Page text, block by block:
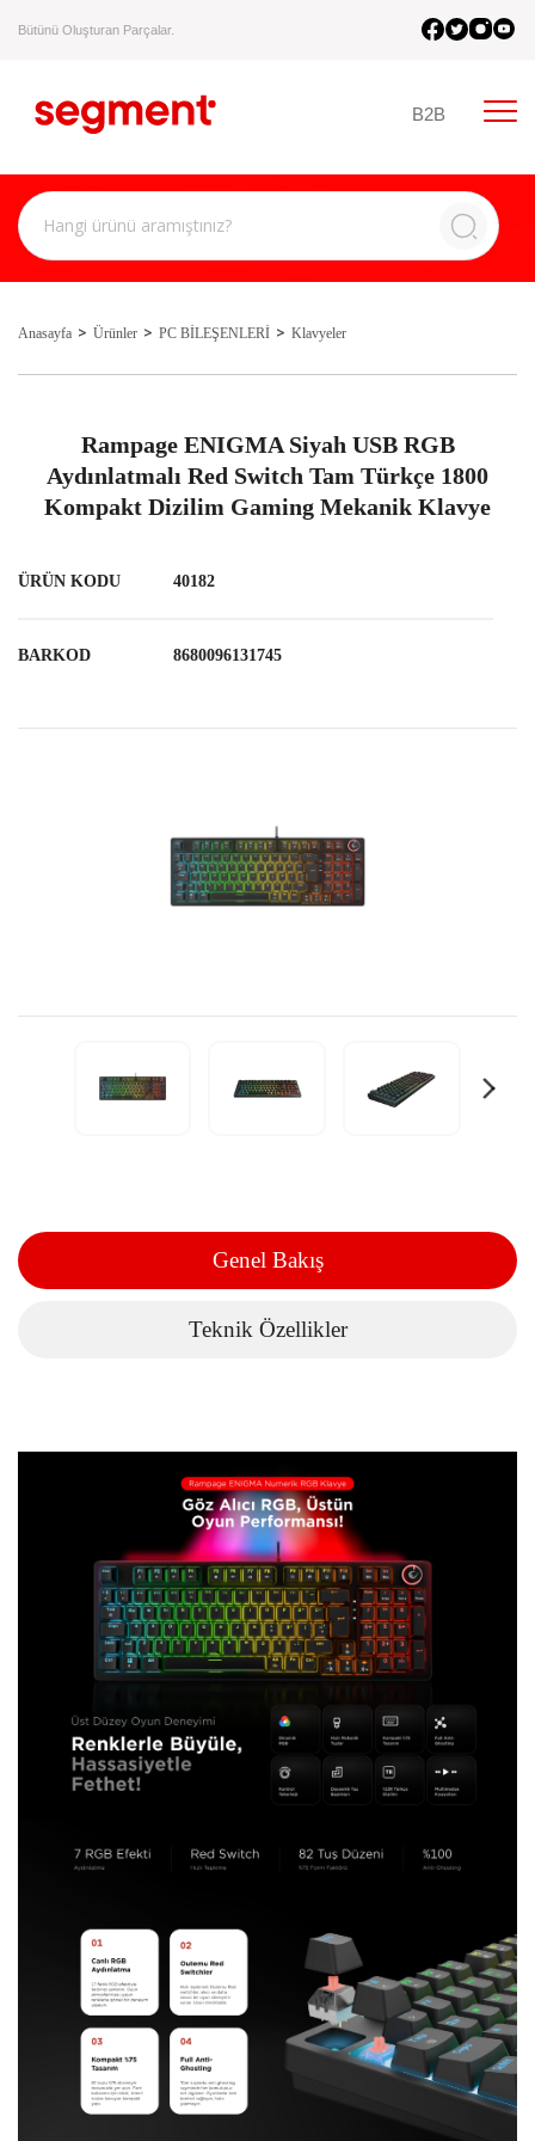
Bütünü Oluşturan Parçalar.
B2B
Anasayfa Ürünler PC BİLEŞENLERİ Klavyeler
Rampage ENIGMA Siyah USB RGB
Aydınlatmalı Red Switch Tam Türkçe 1800
Kompakt Dizilim Gaming Mekanik Klavye
ÜRÜN KODU 40182
BARKOD 8680096131745
Genel Bakış
Teknik Özellikler